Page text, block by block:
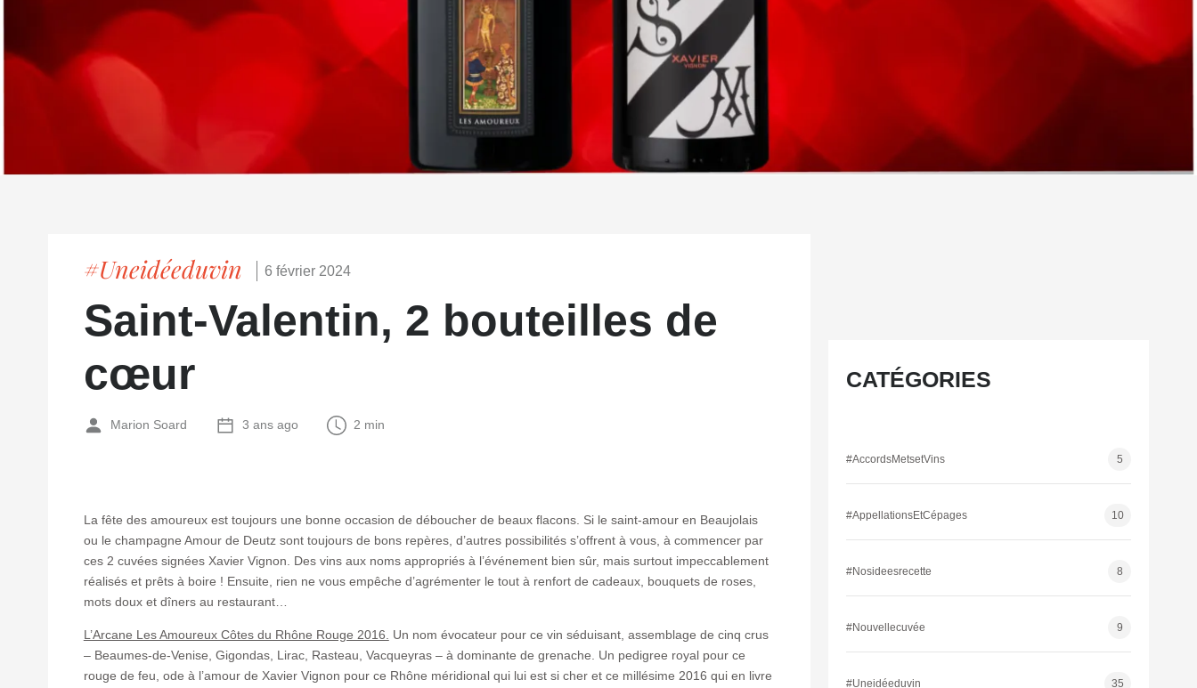
#Uneidéeduvin 6 février 2024
Saint-Valentin, 2 bouteilles de
cœur
Marion Soard 3 ans ago 2 min
La fête des amoureux est toujours une bonne occasion de déboucher de beaux flacons. Si le saint-amour en Beaujolais
ou le champagne Amour de Deutz sont toujours de bons repères, d’autres possibilités s’offrent à vous, à commencer par
ces 2 cuvées signées Xavier Vignon. Des vins aux noms appropriés à l’événement bien sûr, mais surtout impeccablement
réalisés et prêts à boire ! Ensuite, rien ne vous empêche d’agrémenter le tout à renfort de cadeaux, bouquets de roses,
mots doux et dîners au restaurant…
L’Arcane Les Amoureux Côtes du Rhône Rouge 2016.
Un nom évocateur pour ce vin séduisant, assemblage de cinq crus
– Beaumes-de-Venise, Gigondas, Lirac, Rasteau, Vacqueyras – à dominante de grenache. Un pedigree royal pour ce
rouge de feu, ode à l’amour de Xavier Vignon pour ce Rhône méridional qui lui est si cher et ce millésime 2016 qui en livre
CATÉGORIES
#AccordsMetsetVins 5
#AppellationsEtCépages 10
#Nosideesrecette 8
#Nouvellecuvée 9
#Uneidéeduvin 35